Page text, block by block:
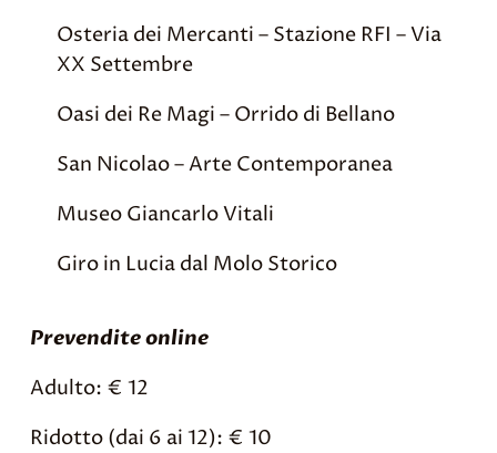
Osteria dei Mercanti – Stazione RFI – Via
XX Settembre
Oasi dei Re Magi – Orrido di Bellano
San Nicolao – Arte Contemporanea
Museo Giancarlo Vitali
Giro in Lucia dal Molo Storico
Prevendite online
Adulto: € 12
Ridotto (dai 6 ai 12): € 10